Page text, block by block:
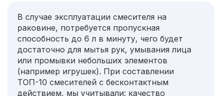
В случае эксплуатации смесителя на
раковине, потребуется пропускная
способность до 6 л в минуту, чего будет
достаточно для мытья рук, умывания лица
или промывки небольших элементов
(например игрушек). При составлении
ТОП-10 смесителей с бесконтактным
действием, мы учитывали: качество